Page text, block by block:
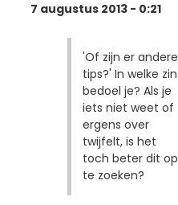
7 augustus 2013 - 0:21
'Of zijn er andere
tips?' In welke zin
bedoel je? Als je
iets niet weet of
ergens over
twijfelt, is het
toch beter dit op
te zoeken?